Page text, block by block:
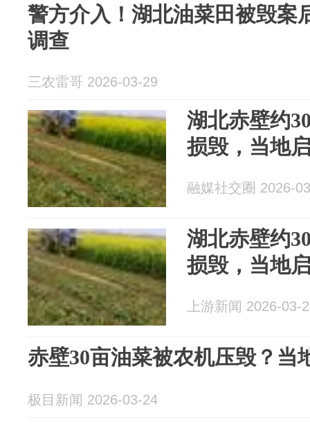
警方介入！湖北油菜田被毁案
调查
三农雷哥 2026-03-29
湖北赤壁约
损毁，当地
融媒社交圈 2026-
湖北赤壁约
损毁，当地
上游新闻 2026-03-
赤壁30亩油菜被农机压毁？当
极目新闻 2026-03-24